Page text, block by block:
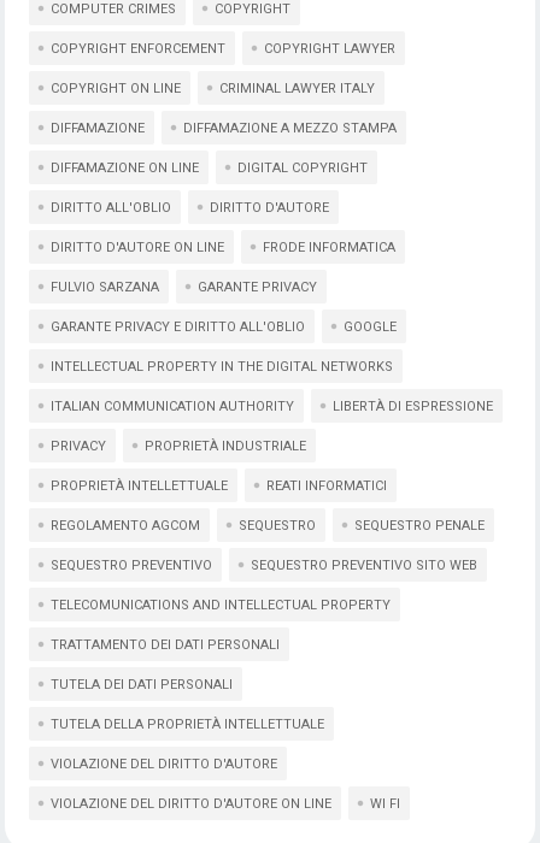
COMPUTER CRIMES COPYRIGHT
COPYRIGHT ENFORCEMENT COPYRIGHT LAWYER
COPYRIGHT ON LINE CRIMINAL LAWYER ITALY
DIFFAMAZIONE DIFFAMAZIONE A MEZZO STAMPA
DIFFAMAZIONE ON LINE DIGITAL COPYRIGHT
DIRITTO ALL'OBLIO DIRITTO D'AUTORE
DIRITTO D'AUTORE ON LINE FRODE INFORMATICA
FULVIO SARZANA GARANTE PRIVACY
GARANTE PRIVACY E DIRITTO ALL'OBLIO GOOGLE
INTELLECTUAL PROPERTY IN THE DIGITAL NETWORKS
ITALIAN COMMUNICATION AUTHORITY LIBERTÀ DI ESPRESSIONE
PRIVACY PROPRIETÀ INDUSTRIALE
PROPRIETÀ INTELLETTUALE REATI INFORMATICI
REGOLAMENTO AGCOM SEQUESTRO SEQUESTRO PENALE
SEQUESTRO PREVENTIVO SEQUESTRO PREVENTIVO SITO WEB
TELECOMUNICATIONS AND INTELLECTUAL PROPERTY
TRATTAMENTO DEI DATI PERSONALI
TUTELA DEI DATI PERSONALI
TUTELA DELLA PROPRIETÀ INTELLETTUALE
VIOLAZIONE DEL DIRITTO D'AUTORE
VIOLAZIONE DEL DIRITTO D'AUTORE ON LINE WI FI